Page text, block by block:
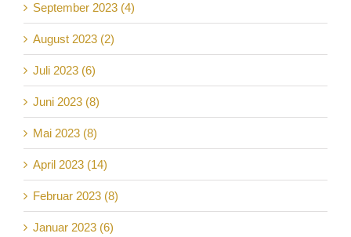
September 2023 (4)
August 2023 (2)
Juli 2023 (6)
Juni 2023 (8)
Mai 2023 (8)
April 2023 (14)
Februar 2023 (8)
Januar 2023 (6)